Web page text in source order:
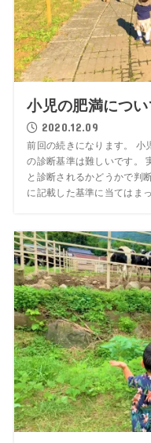
小児の肥満につ
2020.12.09
前回の続きになります。 小
の診断基準は難しいです。
と診断されるかどうかで判
に記載した基準に当てはま